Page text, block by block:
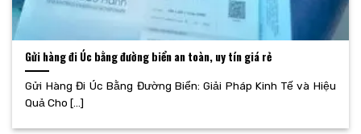
Gửi hàng đi Úc bằng đường biển an toàn, uy tín giá rẻ
Gửi Hàng Đi Úc Bằng Đường Biển: Giải Pháp Kinh Tế và Hiệu
Quả Cho [...]